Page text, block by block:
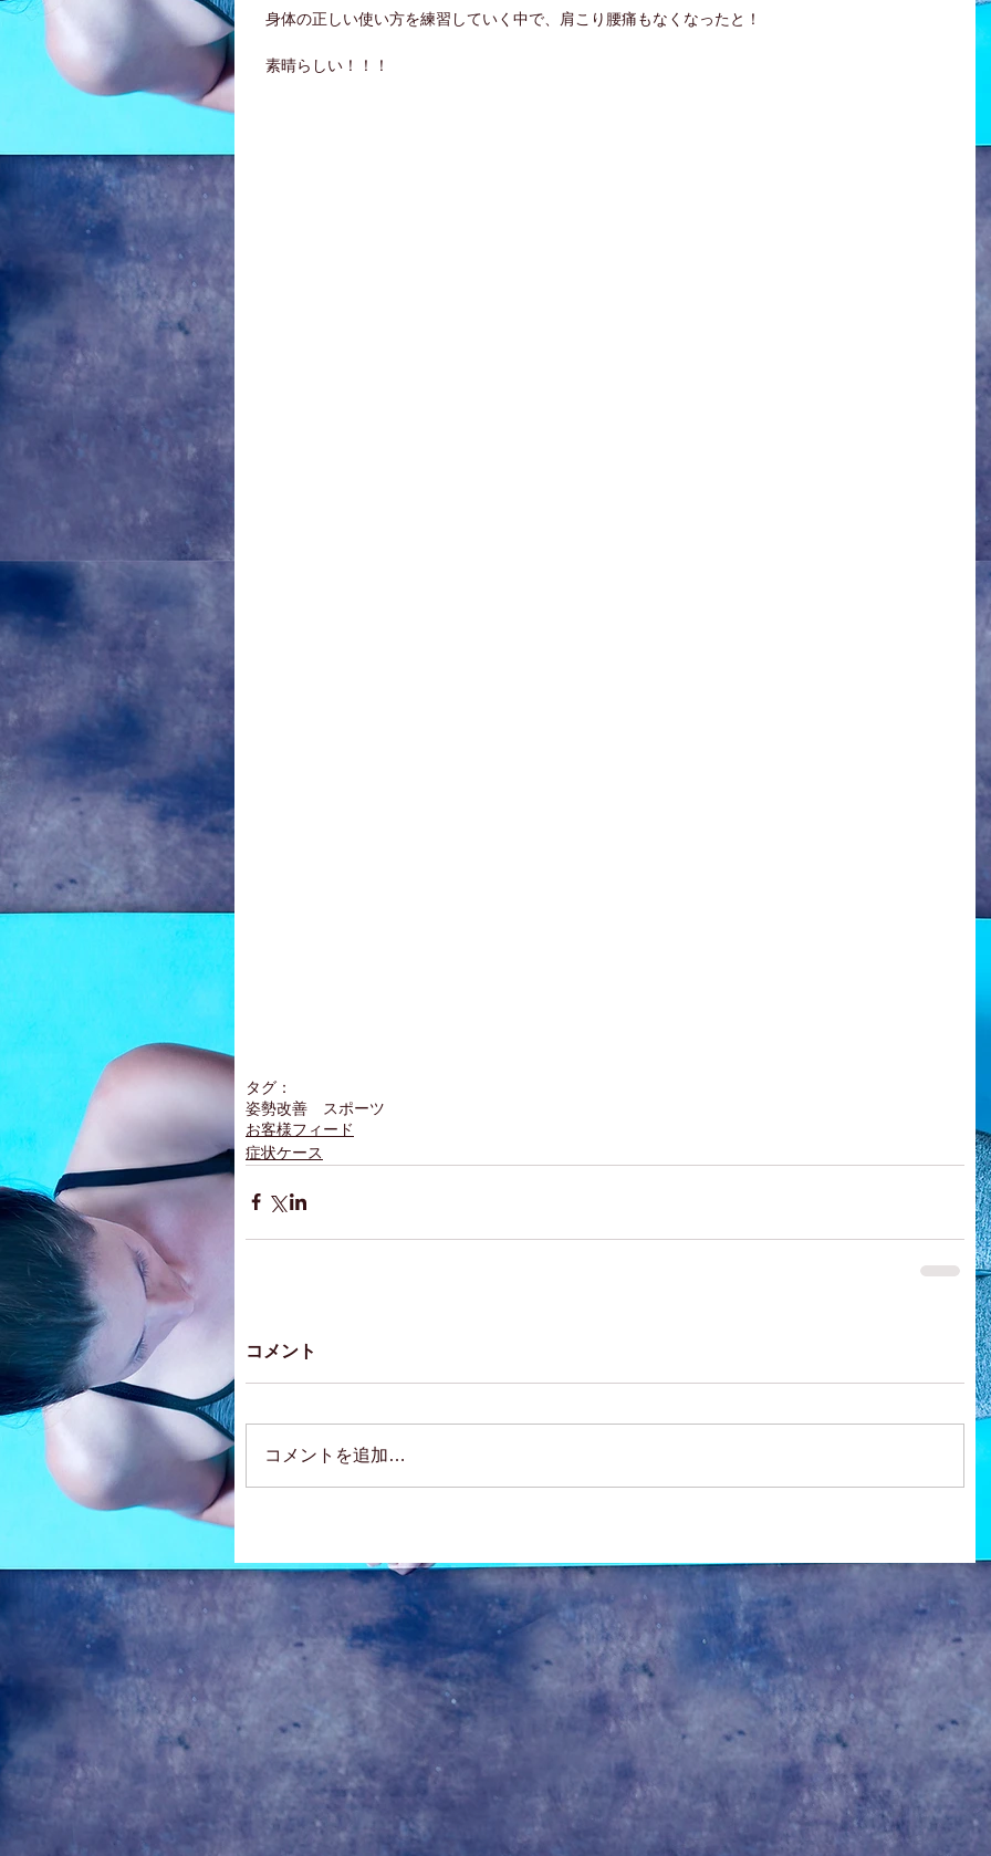
身体の正しい使い方を練習していく中で、肩こり腰痛もなくなったと！
素晴らしい！！！
タグ：
姿勢改善 スポーツ
お客様フィード
症状ケース
コメント
コメントを追加…